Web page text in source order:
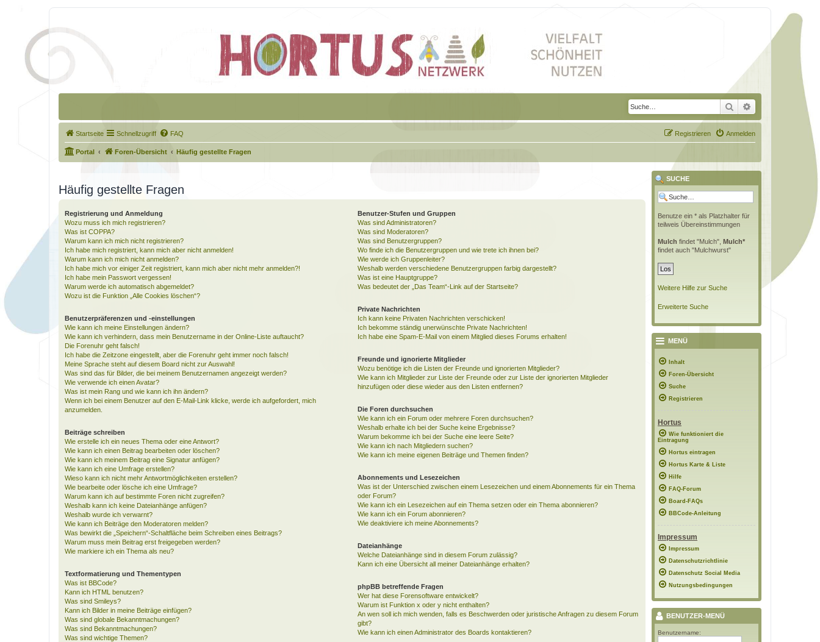
Suche Erweiterte Suche
Startseite Schnellzugriff FAQ Anmelden
Registrieren
Portal Foren-Übersicht Häufig gestellte Fragen
Häufig gestellte Fragen
Registrierung und Anmeldung
Wozu muss ich mich registrieren?
Was ist COPPA?
Warum kann ich mich nicht registrieren?
Ich habe mich registriert, kann mich aber nicht anmelden!
Warum kann ich mich nicht anmelden?
Ich habe mich vor einiger Zeit registriert, kann mich aber nicht mehr anmelden?!
Ich habe mein Passwort vergessen!
Warum werde ich automatisch abgemeldet?
Wozu ist die Funktion „Alle Cookies löschen“?
Benutzerpräferenzen und -einstellungen
Wie kann ich meine Einstellungen ändern?
Wie kann ich verhindern, dass mein Benutzername in der Online-Liste auftaucht?
Die Forenuhr geht falsch!
Ich habe die Zeitzone eingestellt, aber die Forenuhr geht immer noch falsch!
Meine Sprache steht auf diesem Board nicht zur Auswahl!
Was sind das für Bilder, die bei meinem Benutzernamen angezeigt werden?
Wie verwende ich einen Avatar?
Was ist mein Rang und wie kann ich ihn ändern?
Wenn ich bei einem Benutzer auf den E-Mail-Link klicke, werde ich aufgefordert, mich
anzumelden.
Beiträge schreiben
Wie erstelle ich ein neues Thema oder eine Antwort?
Wie kann ich einen Beitrag bearbeiten oder löschen?
Wie kann ich meinem Beitrag eine Signatur anfügen?
Wie kann ich eine Umfrage erstellen?
Wieso kann ich nicht mehr Antwortmöglichkeiten erstellen?
Wie bearbeite oder lösche ich eine Umfrage?
Warum kann ich auf bestimmte Foren nicht zugreifen?
Weshalb kann ich keine Dateianhänge anfügen?
Weshalb wurde ich verwarnt?
Wie kann ich Beiträge den Moderatoren melden?
Was bewirkt die „Speichern“-Schaltfläche beim Schreiben eines Beitrags?
Warum muss mein Beitrag erst freigegeben werden?
Wie markiere ich ein Thema als neu?
Textformatierung und Thementypen
Was ist BBCode?
Kann ich HTML benutzen?
Was sind Smileys?
Kann ich Bilder in meine Beiträge einfügen?
Was sind globale Bekanntmachungen?
Was sind Bekanntmachungen?
Was sind wichtige Themen?
Benutzer-Stufen und Gruppen
Was sind Administratoren?
Was sind Moderatoren?
Was sind Benutzergruppen?
Wo finde ich die Benutzergruppen und wie trete ich ihnen bei?
Wie werde ich Gruppenleiter?
Weshalb werden verschiedene Benutzergruppen farbig dargestellt?
Was ist eine Hauptgruppe?
Was bedeutet der „Das Team“-Link auf der Startseite?
Private Nachrichten
Ich kann keine Privaten Nachrichten verschicken!
Ich bekomme ständig unerwünschte Private Nachrichten!
Ich habe eine Spam-E-Mail von einem Mitglied dieses Forums erhalten!
Freunde und ignorierte Mitglieder
Wozu benötige ich die Listen der Freunde und ignorierten Mitglieder?
Wie kann ich Mitglieder zur Liste der Freunde oder zur Liste der ignorierten Mitglieder
hinzufügen oder diese wieder aus den Listen entfernen?
Die Foren durchsuchen
Wie kann ich ein Forum oder mehrere Foren durchsuchen?
Weshalb erhalte ich bei der Suche keine Ergebnisse?
Warum bekomme ich bei der Suche eine leere Seite?
Wie kann ich nach Mitgliedern suchen?
Wie kann ich meine eigenen Beiträge und Themen finden?
Abonnements und Lesezeichen
Was ist der Unterschied zwischen einem Lesezeichen und einem Abonnements für ein Thema
oder Forum?
Wie kann ich ein Lesezeichen auf ein Thema setzen oder ein Thema abonnieren?
Wie kann ich ein Forum abonnieren?
Wie deaktiviere ich meine Abonnements?
Dateianhänge
Welche Dateianhänge sind in diesem Forum zulässig?
Kann ich eine Übersicht all meiner Dateianhänge erhalten?
phpBB betreffende Fragen
Wer hat diese Forensoftware entwickelt?
Warum ist Funktion x oder y nicht enthalten?
An wen soll ich mich wenden, falls es Beschwerden oder juristische Anfragen zu diesem Forum
gibt?
Wie kann ich einen Administrator des Boards kontaktieren?
SUCHE
Benutze ein * als Platzhalter für
teilweis Übereinstimmungen
Mulch findet "Mulch", Mulch*
findet auch "Mulchwurst"
Weitere Hilfe zur Suche
Erweiterte Suche
MENÜ
Inhalt
Foren-Übersicht
Suche
Registrieren
Hortus
Wie funktioniert die
Eintragung
Hortus eintragen
Hortus Karte & Liste
Hilfe
FAQ-Forum
Board-FAQs
BBCode-Anleitung
Impressum
Impressum
Datenschutzrichtlinie
Datenschutz Social Media
Nutzungsbedingungen
BENUTZER-MENÜ
Benutzername: